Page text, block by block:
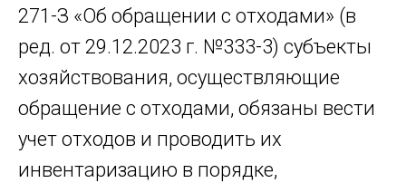
271-З «Об обращении с отходами» (в
ред. от 29.12.2023 г. №333-3) субъекты
хозяйствования, осуществляющие
обращение с отходами, обязаны вести
учет отходов и проводить их
инвентаризацию в порядке,